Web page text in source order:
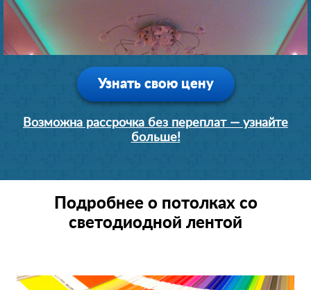
Узнать свою цену
Возможна рассрочка без переплат — узнайте
больше!
Подробнее о потолках со
светодиодной лентой